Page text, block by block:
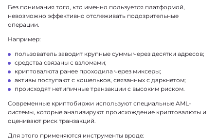
Без понимания того, кто именно пользуется платформой,
невозможно эффективно отслеживать подозрительные
операции.
Например:
пользователь заводит крупные суммы через десятки адресов;
средства связаны с взломами;
криптовалюта ранее проходила через миксеры;
активы поступают с кошельков, связанных с даркнетом;
происходят нетипичные транзакции с высоким риском.
Современные криптобиржи используют специальные AML-
системы, которые анализируют происхождение криптовалюты и
оценивают риск транзакций.
Для этого применяются инструменты вроде: